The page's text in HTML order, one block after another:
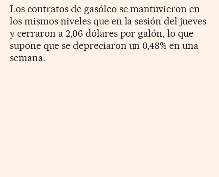
Los contratos de gasóleo se mantuvieron en
los mismos niveles que en la sesión del jueves
y cerraron a 2,06 dólares por galón, lo que
supone que se depreciaron un 0,48% en una
semana.